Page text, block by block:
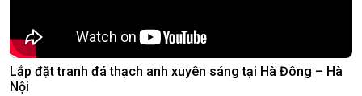
Lắp đặt tranh đá thạch anh xuyên sáng tại Hà Đông – Hà
Nội